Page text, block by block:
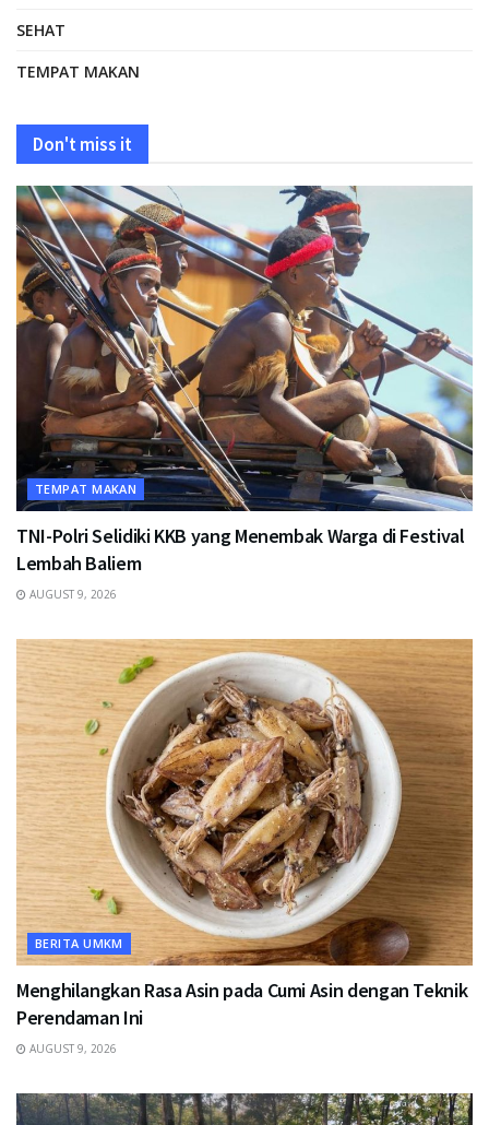
SEHAT
TEMPAT MAKAN
Don't miss it
TEMPAT MAKAN
TNI-Polri Selidiki KKB yang Menembak Warga di Festival
Lembah Baliem
AUGUST 9, 2026
BERITA UMKM
Menghilangkan Rasa Asin pada Cumi Asin dengan Teknik
Perendaman Ini
AUGUST 9, 2026